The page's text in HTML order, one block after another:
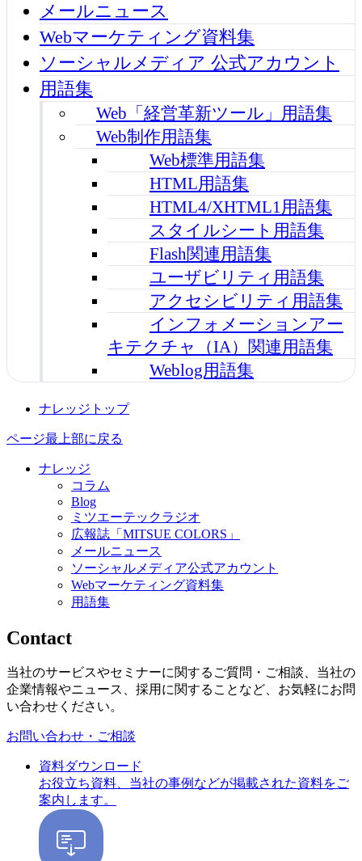
メールニュース
Webマーケティング資料集
ソーシャルメディア 公式アカウント
用語集
Web「経営革新ツール」用語集
Web制作用語集
Web標準用語集
HTML用語集
HTML4/XHTML1用語集
スタイルシート用語集
Flash関連用語集
ユーザビリティ用語集
アクセシビリティ用語集
インフォメーションアー
キテクチャ（IA）関連用語集
Weblog用語集
ナレッジトップ
ページ最上部に戻る
ナレッジ
コラム
Blog
ミツエーテックラジオ
広報誌「MITSUE COLORS」
メールニュース
ソーシャルメディア公式アカウント
Webマーケティング資料集
用語集
Contact
当社のサービスやセミナーに関するご質問・ご相談、当社の
企業情報やニュース、採用に関することなど、お気軽にお問
い合わせください。
お問い合わせ・ご相談
資料ダウンロード
お役立ち資料、当社の事例などが掲載された資料をご
案内します。